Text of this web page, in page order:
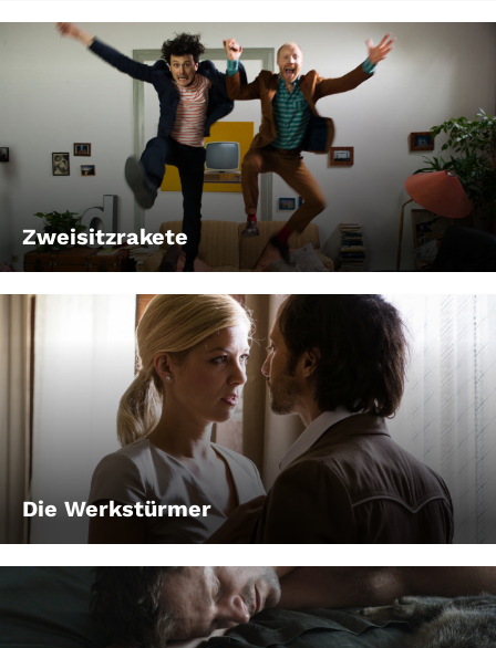
Zweisitzrakete
Die Werkstürmer